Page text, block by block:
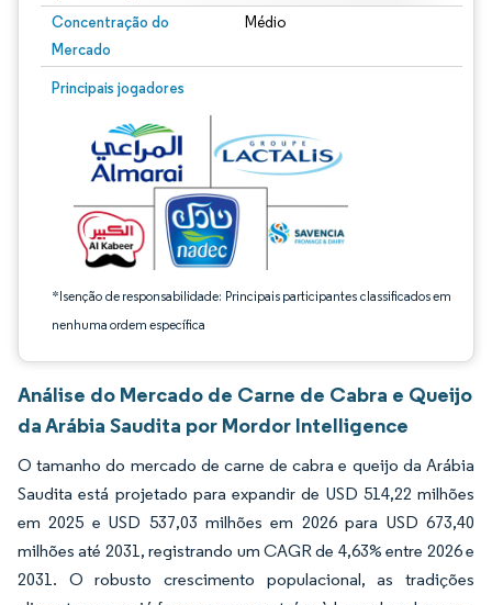
Concentração do
Mercado
Médio
Principais jogadores
*Isenção de responsabilidade: Principais participantes classificados em
nenhuma ordem específica
Imagem © Mordor Intelligence. O reuso requer atribuição conforme CC BY 4.0.
Análise do Mercado de Carne de Cabra e Queijo
da Arábia Saudita por Mordor Intelligence
O tamanho do mercado de carne de cabra e queijo da Arábia
Saudita está projetado para expandir de USD 514,22 milhões
em 2025 e USD 537,03 milhões em 2026 para USD 673,40
milhões até 2031, registrando um CAGR de 4,63% entre 2026 e
2031. O robusto crescimento populacional, as tradições